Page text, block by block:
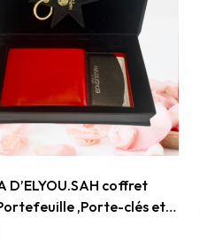
D’ELYOU.SAH coffret
,Porte-clés et